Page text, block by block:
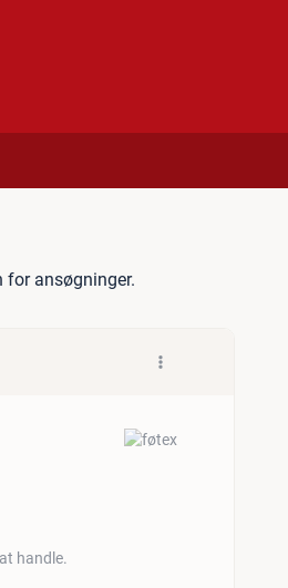
-
for ansøgninger.
handle.